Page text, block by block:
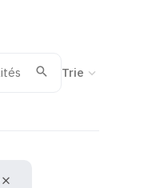
ValiderTrier la recherche